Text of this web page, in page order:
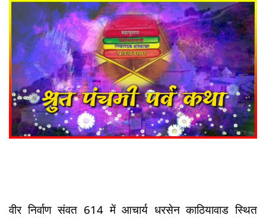
About
Us
वीर निर्वाण संवत 614 में आचार्य धरसेन काठियावाड स्थित